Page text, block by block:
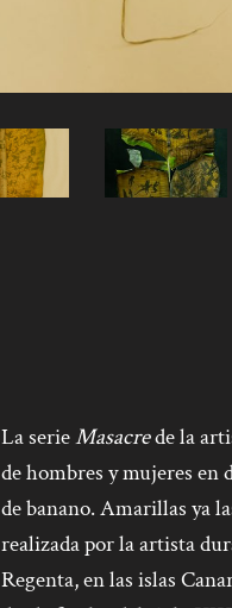
La serieMasacrede la
de hombres y mujeres en
de banano. Amarillas ya
realizada por la artista
Regenta, en las islas